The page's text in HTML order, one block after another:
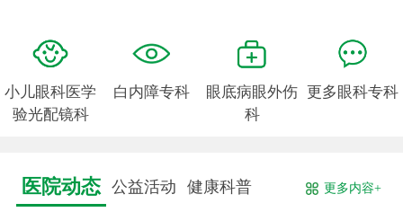
小儿眼科医学
验光配镜科
白内障专科
眼底病眼外伤
科
更多眼科专科
医院动态 公益活动 健康科普 更多内容+